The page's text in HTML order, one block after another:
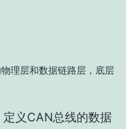
理层和数据链路层，底层
义CAN总线的数据